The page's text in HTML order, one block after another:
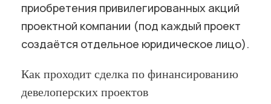
приобретения привилегированных акций
проектной компании (под каждый проект
создаётся отдельное юридическое лицо).
Как проходит сделка по финансированию
девелоперских проектов